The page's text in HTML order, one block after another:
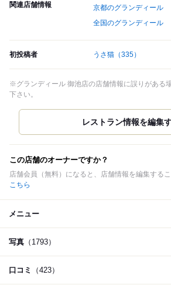
関連店舗情報
京都のグランディール
全国のグランディール
初投稿者 うさ猫 （335）
※グランディール 御池店の店舗情報に誤りがある
下さい。
この店舗のオーナーですか？
店舗会員（無料）になると、店舗情報を編集するこ
こちら
メニュー
写真 （1793）
口コミ （423）